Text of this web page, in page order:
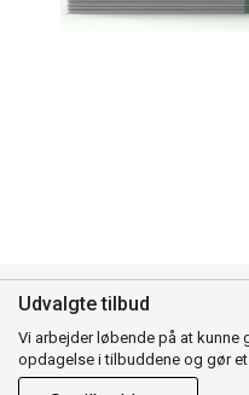
Udvalgte tilbud
Vi arbejder løbende på at kunne
opdagelse i tilbuddene og gør et